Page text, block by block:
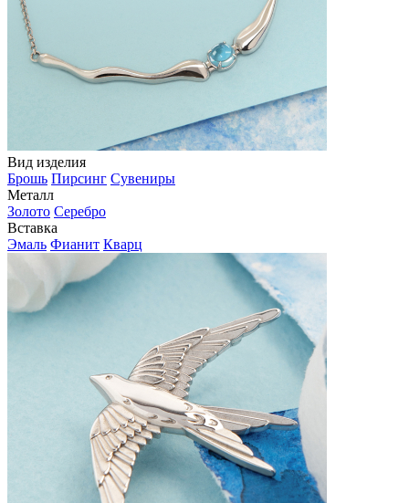
Вид изделия
Брошь Пирсинг Сувениры
Металл
Золото Серебро
Вставка
Эмаль Фианит Кварц